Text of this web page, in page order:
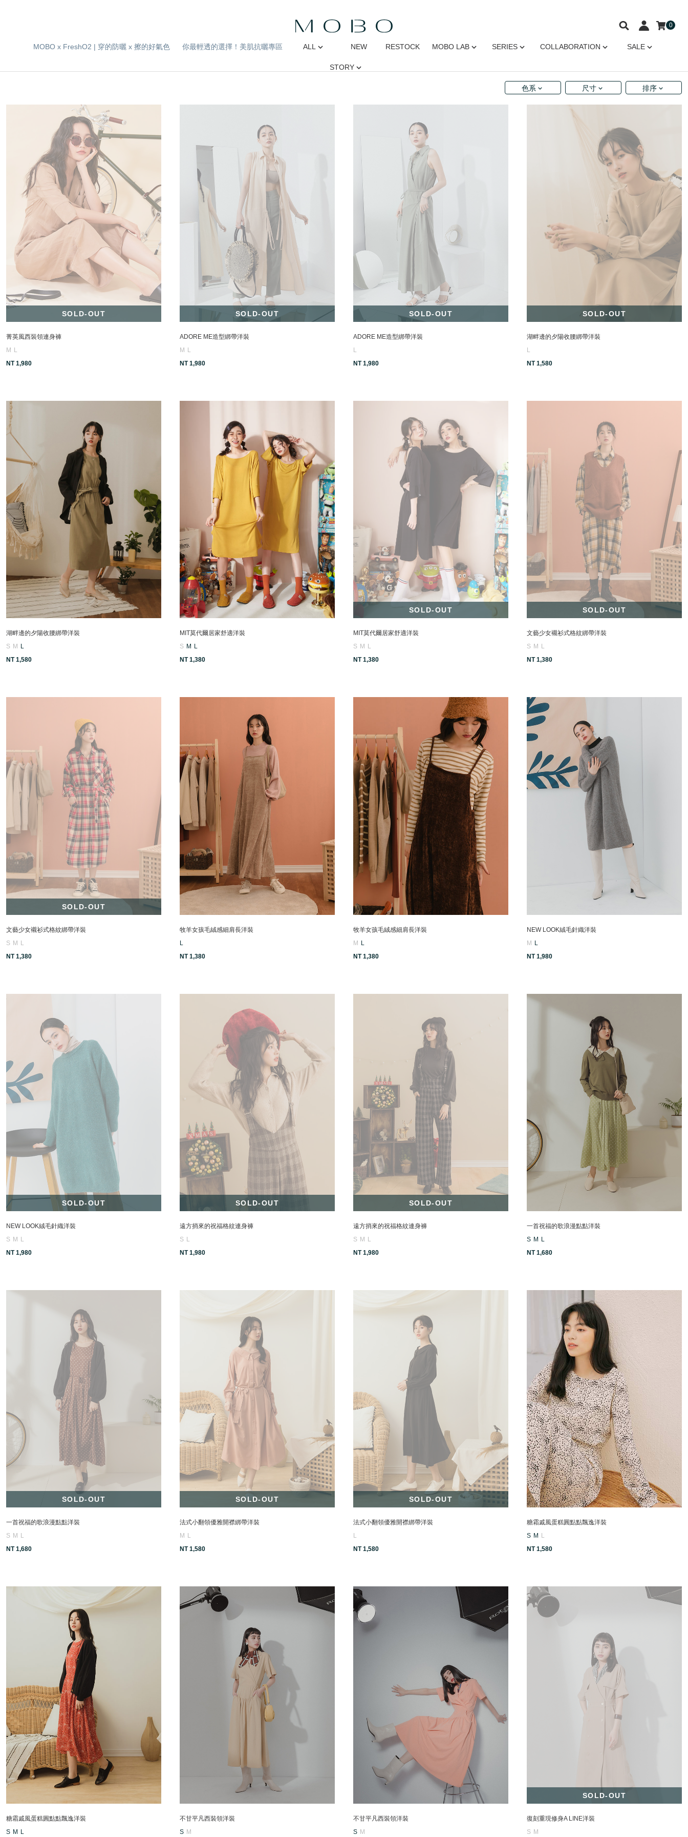
MOBO x FreshO2 | 穿的防曬 x 擦的好氣色 你最輕透的選擇！美肌抗曬專區 ALL NEW RESTOCK MOBO LAB SERIES COLLABORATION SALE
STORY
0
色系 尺寸 排序
SOLD-OUT
菁英風西裝領連身褲
M
L
NT 1,980
SOLD-OUT
ADORE ME造型綁帶洋裝
M
L
NT 1,980
SOLD-OUT
ADORE ME造型綁帶洋裝
L
NT 1,980
SOLD-OUT
湖畔邊的夕陽收腰綁帶洋裝
L
NT 1,580
湖畔邊的夕陽收腰綁帶洋裝
S M
L
NT 1,580
MIT莫代爾居家舒適洋裝
S M
L
NT 1,380
SOLD-OUT
MIT莫代爾居家舒適洋裝
S M
L
NT 1,380
SOLD-OUT
文藝少女襯衫式格紋綁帶洋裝
S M
L
NT 1,380
SOLD-OUT
文藝少女襯衫式格紋綁帶洋裝
S M L
NT 1,380
牧羊女孩毛絨感細肩長洋裝
L
NT 1,380
牧羊女孩毛絨感細肩長洋裝
M L
NT 1,380
NEW LOOK絨毛針織洋裝
M L
NT 1,980
SOLD-OUT
NEW LOOK絨毛針織洋裝
S M L
NT 1,980
SOLD-OUT
遠方捎來的祝福格紋連身褲
S L
NT 1,980
SOLD-OUT
遠方捎來的祝福格紋連身褲
S M L
NT 1,980
一首祝福的歌浪漫點點洋裝
S M L
NT 1,680
SOLD-OUT
一首祝福的歌浪漫點點洋裝
S M
L
NT 1,680
SOLD-OUT
法式小翻領優雅開襟綁帶洋裝
M
L
NT 1,580
SOLD-OUT
法式小翻領優雅開襟綁帶洋裝
L
NT 1,580
糖霜戚風蛋糕圓點點飄逸洋裝
S M
L
NT 1,580
糖霜戚風蛋糕圓點點飄逸洋裝
S M L
不甘平凡西裝領洋裝
S M
不甘平凡西裝領洋裝
S M
SOLD-OUT
復刻重現修身A LINE洋裝
S M